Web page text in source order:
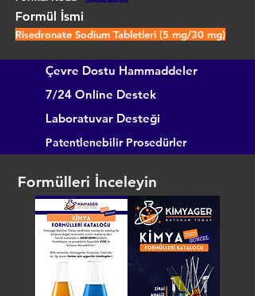
Formül İsmi
Risedronate Sodium Tabletleri (5 mg/30 mg)
Çevre Dostu Hammaddeler
7/24 Online Destek
Laboratuvar Desteği
Patentlenebilir Prosedürler
Formülleri İnceleyin